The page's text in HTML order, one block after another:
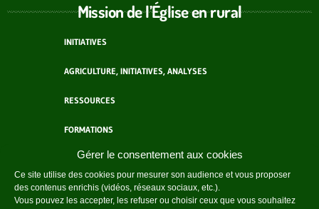
Gérer le consentement aux cookies
Ce site utilise des cookies pour mesurer son audience et vous proposer
des contenus enrichis (vidéos, réseaux sociaux, etc.).
Vous pouvez les accepter, les refuser ou choisir ceux que vous souhaitez
Mission de l’Église en rural
INITIATIVES
AGRICULTURE, INITIATIVES, ANALYSES
RESSOURCES
FORMATIONS
ACTEURS
AGENDA